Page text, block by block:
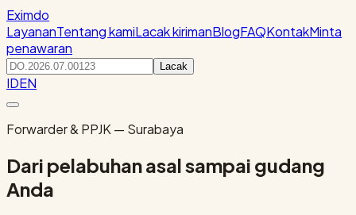
Eximdo
LayananTentang kamiLacak kirimanBlogFAQKontakMinta
penawaran
Lacak
IDEN
Forwarder & PPJK — Surabaya
Dari pelabuhan asal sampai gudang
Anda